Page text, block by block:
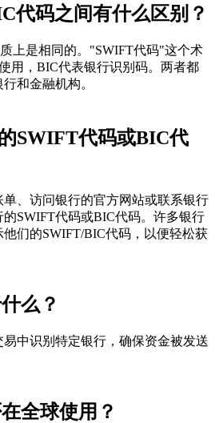
代码之间有什么区别？
上是相同的。"SWIFT代码"这个术
用，BIC代表银行识别码。两者都
和金融机构。
SWIFT代码或BIC代
、访问银行的官方网站或联系银行
SWIFT代码或BIC代码。许多银行
们的SWIFT/BIC代码，以便轻松获
么？
中识别特定银行，确保资金被发送
全球使用？